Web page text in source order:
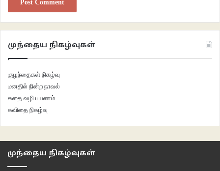
முந்தைய நிகழ்வுகள்
குழந்தைகள் நிகழ்வு
மனதில் நின்ற நாவல்
கதை வழி பயணம்
கவிதை நிகழ்வு
முந்தைய நிகழ்வுகள்